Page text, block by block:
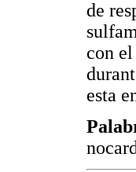
de
con
esta